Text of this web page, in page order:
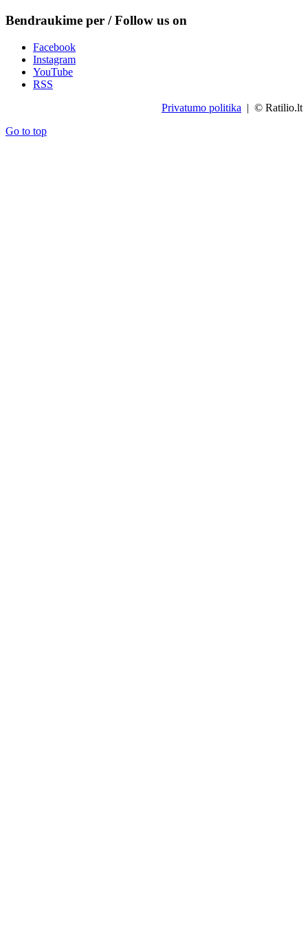
Bendraukime per / Follow us on
Facebook
Instagram
YouTube
RSS
Privatumo politika | © Ratilio.lt
Go to top